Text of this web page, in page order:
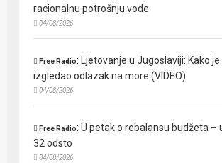
racionalnu potrošnju vode
04/08/2026
Free Radio:
Ljetovanje u Jugoslaviji: Kako
izgledao odlazak na more (VIDEO)
04/08/2026
Free Radio:U petak o rebalansu budžeta –
32 odsto
04/08/2026